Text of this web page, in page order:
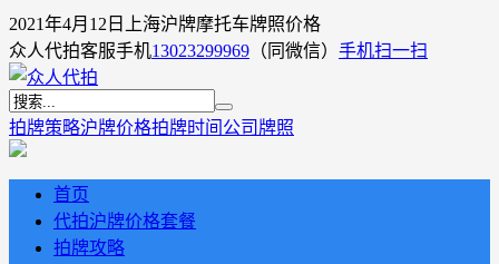
2021年4月12日上海沪牌摩托车牌照价格
众人代拍客服手机13023299969 （同微信） 手机扫一扫
拍牌策略沪牌价格拍牌时间 公司牌照
首页
代拍沪牌价格套餐
拍牌攻略